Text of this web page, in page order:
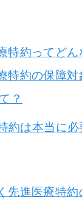
特約ってどん
特約の保障
？
約は本当に
先進医療特